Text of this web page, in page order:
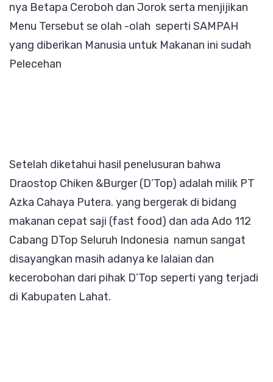
nya Betapa Ceroboh dan Jorok serta menjijikan
Menu Tersebut se olah -olah seperti SAMPAH
yang diberikan Manusia untuk Makanan ini sudah
Pelecehan
Setelah diketahui hasil penelusuran bahwa
Draostop Chiken &Burger (D’Top) adalah milik PT
Azka Cahaya Putera. yang bergerak di bidang
makanan cepat saji (fast food) dan ada Ado 112
Cabang DTop Seluruh Indonesia namun sangat
disayangkan masih adanya ke lalaian dan
kecerobohan dari pihak D’Top seperti yang terjadi
di Kabupaten Lahat.